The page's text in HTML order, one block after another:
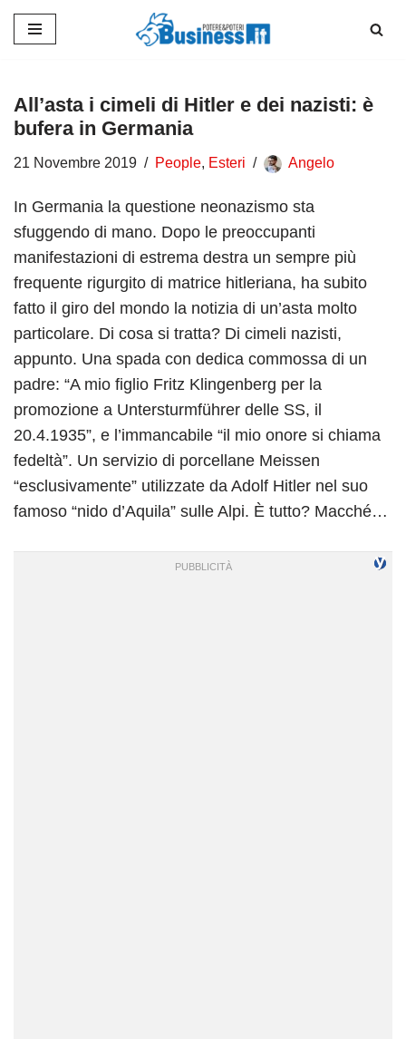
contenuto
All’asta i cimeli di Hitler e dei nazisti: è
bufera in Germania
21 Novembre 2019 People, Esteri Angelo
In Germania la questione neonazismo sta
sfuggendo di mano. Dopo le preoccupanti
manifestazioni di estrema destra un sempre più
frequente rigurgito di matrice hitleriana, ha subito
fatto il giro del mondo la notizia di un’asta molto
particolare. Di cosa si tratta? Di cimeli nazisti,
appunto. Una spada con dedica commossa di un
padre: “A mio figlio Fritz Klingenberg per la
promozione a Untersturmführer delle SS, il
20.4.1935”, e l’immancabile “il mio onore si chiama
fedeltà”. Un servizio di porcellane Meissen
“esclusivamente” utilizzate da Adolf Hitler nel suo
famoso “nido d’Aquila” sulle Alpi. È tutto? Macché…